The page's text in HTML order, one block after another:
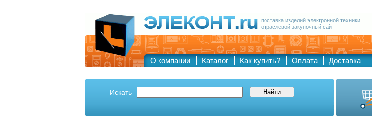
поставка изделий электронной техники
отраслевой закупочный сайт
О компании Каталог Как купить? Оплата Доставка
Искать